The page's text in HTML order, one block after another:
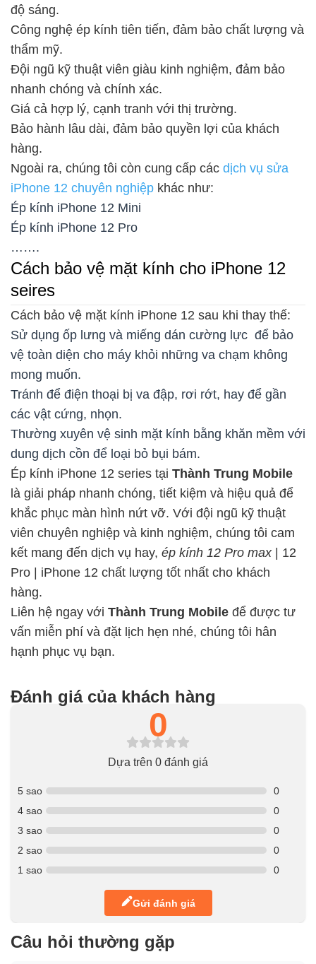
độ sáng.
Công nghệ ép kính tiên tiến, đảm bảo chất lượng và
thẩm mỹ.
Đội ngũ kỹ thuật viên giàu kinh nghiệm, đảm bảo
nhanh chóng và chính xác.
Giá cả hợp lý, cạnh tranh với thị trường.
Bảo hành lâu dài, đảm bảo quyền lợi của khách
hàng.
Ngoài ra, chúng tôi còn cung cấp các dịch vụ sửa
iPhone 12 chuyên nghiệp khác như:
Ép kính iPhone 12 Mini
Ép kính iPhone 12 Pro
…….
Cách bảo vệ mặt kính cho iPhone 12
seires
Cách bảo vệ mặt kính iPhone 12 sau khi thay thế:
Sử dụng ốp lưng và miếng dán cường lực để bảo
vệ toàn diện cho máy khỏi những va chạm không
mong muốn.
Tránh để điện thoại bị va đập, rơi rớt, hay để gần
các vật cứng, nhọn.
Thường xuyên vệ sinh mặt kính bằng khăn mềm với
dung dịch cồn để loại bỏ bụi bám.
Ép kính iPhone 12 series tại Thành Trung Mobile
là giải pháp nhanh chóng, tiết kiệm và hiệu quả để
khắc phục màn hình nứt vỡ. Với đội ngũ kỹ thuật
viên chuyên nghiệp và kinh nghiệm, chúng tôi cam
kết mang đến dịch vụ hay, ép kính 12 Pro max
| 12
Pro | iPhone 12 chất lượng tốt nhất cho khách
hàng.
Liên hệ ngay với Thành Trung Mobile để được tư
vấn miễn phí và đặt lịch hẹn nhé, chúng tôi hân
hạnh phục vụ bạn.
Đánh giá của khách hàng
0
Dựa trên 0 đánh giá
5 sao
0
4 sao
0
3 sao
0
2 sao
0
1 sao
0
Gửi đánh giá
Câu hỏi thường gặp